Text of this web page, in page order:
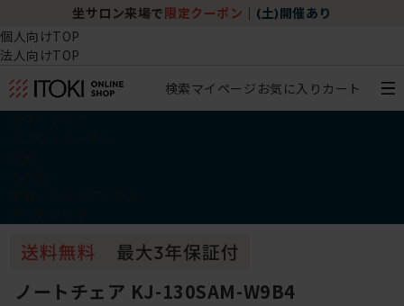
坐サロン来場で 限定クーポン (土)開催あり
個人向けTOP
法人向けTOP
検索マイページ お気に入り カート
ノートチェア KJ-130SAM-W9B4